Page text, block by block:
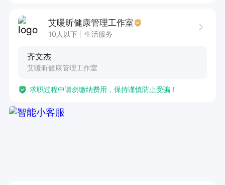
5.协助店长开展健康知识科普活动（如肩颈护理讲
1.专业资质：
艾暖昕健康管理工作室
10人以下 生活服务
齐文杰
艾暖昕健康管理工作室
求职过程中请勿缴纳费用，保持谨慎防止受骗！